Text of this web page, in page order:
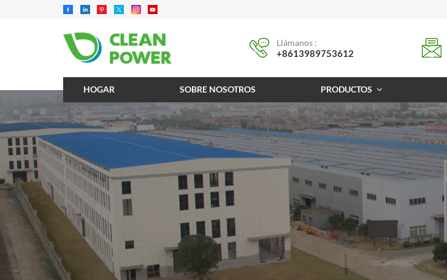
Llámanos :
+8613989753612
HOGAR SOBRE NOSOTROS PRODUCTOS